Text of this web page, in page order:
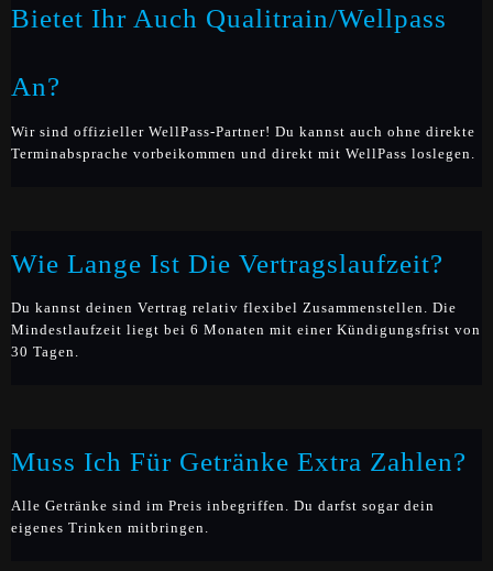
Bietet Ihr Auch Qualitrain/Wellpass
An?
Wir sind offizieller WellPass-Partner! Du kannst auch ohne direkte
Terminabsprache vorbeikommen und direkt mit WellPass loslegen.
Wie Lange Ist Die Vertragslaufzeit?
Du kannst deinen Vertrag relativ flexibel Zusammenstellen. Die
Mindestlaufzeit liegt bei 6 Monaten mit einer Kündigungsfrist von
30 Tagen.
Muss Ich Für Getränke Extra Zahlen?
Alle Getränke sind im Preis inbegriffen. Du darfst sogar dein
eigenes Trinken mitbringen.